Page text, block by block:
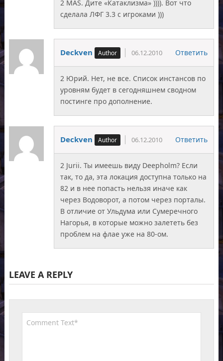
2 MAS. Дите «Катаклизма» )))). Вот что
сделала ЛФГ 3.3 с игроками )))
Deckven 06.12.2010 Ответить
2 Юрий. Нет, не все. Список инстансов по
уровням будет в сегодняшнем сводном
постинге про дополнение.
Deckven 06.12.2010 Ответить
2 Jurii. Ты имеешь виду Deepholm? Если
так, то да, эта локация доступна только на
82 и в нее попасть нельзя иначе как
через Водоворот, а потом через порталы.
В отличие от Ульдума или Сумеречного
Нагорья, в которые можно залететь без
проблем на флае уже на 80-ом.
LEAVE A REPLY